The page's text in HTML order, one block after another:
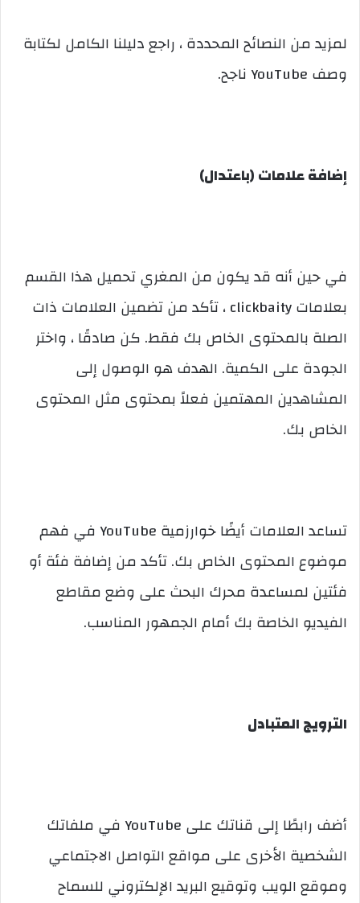
لمزيد من النصائح المحددة ، راجع دليلنا الكامل لكتابة
وصف YouTube ناجح.
إضافة علامات (باعتدال)
في حين أنه قد يكون من المغري تحميل هذا القسم
بعلامات clickbaity ، تأكد من تضمين العلامات ذات
الصلة بالمحتوى الخاص بك فقط. كن صادقًا ، واختر
الجودة على الكمية. الهدف هو الوصول إلى
المشاهدين المهتمين فعلاً بمحتوى مثل المحتوى
الخاص بك.
تساعد العلامات أيضًا خوارزمية YouTube في فهم
موضوع المحتوى الخاص بك. تأكد من إضافة فئة أو
فئتين لمساعدة محرك البحث على وضع مقاطع
الفيديو الخاصة بك أمام الجمهور المناسب.
الترويج المتبادل
أضف رابطًا إلى قناتك على YouTube في ملفاتك
الشخصية الأخرى على مواقع التواصل الاجتماعي
وموقع الويب وتوقيع البريد الإلكتروني للسماح